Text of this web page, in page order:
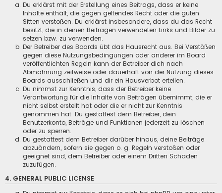
Du erklärst mit der Erstellung eines Beitrags, dass er keine
Inhalte enthält, die gegen geltendes Recht oder die guten
Sitten verstoßen. Du erklärst insbesondere, dass du das Recht
besitzt, die in deinen Beiträgen verwendeten Links und Bilder zu
setzen bzw. zu verwenden.
Der Betreiber des Boards übt das Hausrecht aus. Bei Verstößen
gegen diese Nutzungsbedingungen oder anderer im Board
veröffentlichten Regeln kann der Betreiber dich nach
Abmahnung zeitweise oder dauerhaft von der Nutzung dieses
Boards ausschließen und dir ein Hausverbot erteilen.
Du nimmst zur Kenntnis, dass der Betreiber keine
Verantwortung für die Inhalte von Beiträgen übernimmt, die er
nicht selbst erstellt hat oder die er nicht zur Kenntnis
genommen hat. Du gestattest dem Betreiber, dein
Benutzerkonto, Beiträge und Funktionen jederzeit zu löschen
oder zu sperren.
Du gestattest dem Betreiber darüber hinaus, deine Beiträge
abzuändern, sofern sie gegen o. g. Regeln verstoßen oder
geeignet sind, dem Betreiber oder einem Dritten Schaden
zuzufügen.
4. GENERAL PUBLIC LICENSE